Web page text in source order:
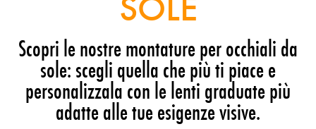
Scopri le nostre montature per occhiali da
sole: scegli quella che più ti piace e
personalizzala con le lenti graduate più
adatte alle tue esigenze visive.